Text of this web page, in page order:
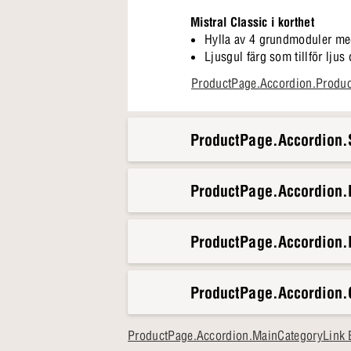
Mistral Classic i korthet
Hylla av 4 grundmoduler
Ljusgul färg som tillför ljus
Slitstark, lackbehandlad yta
organisera dina böcker, visa
varje dag och blir en naturlig
ProductPage.Accordion.MainCategoryLink